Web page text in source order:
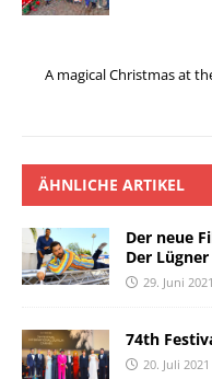
A magical Christmas at
ÄHNLICHE ARTIKEL
Der neue
Der
29. Juni 2021
74th
20. Juli 2021